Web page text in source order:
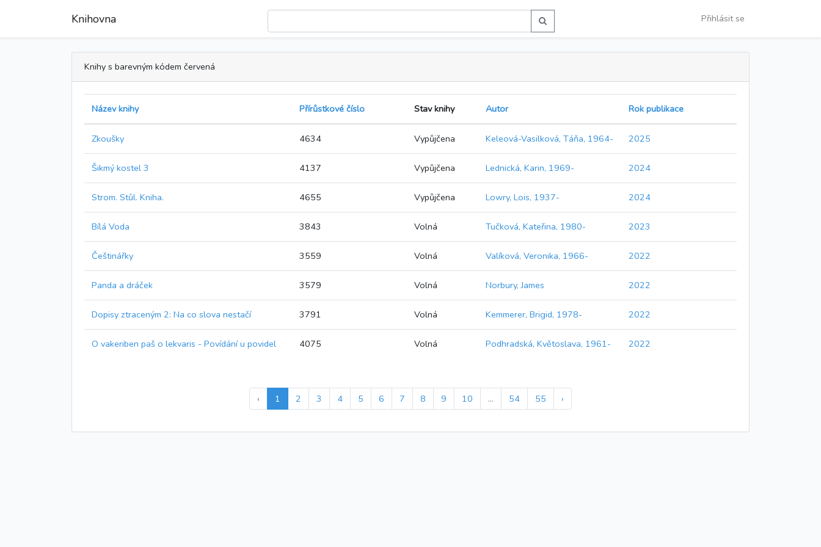
Knihovna Přihlásit se
Knihy s barevným kódem červená
Název knihy Přírůstkové číslo Stav knihy Autor Rok publikace
Zkoušky 4634 Vypůjčena Keleová-Vasilková, Táňa, 1964- 2025
Šikmý kostel 3 4137 Vypůjčena Lednická, Karin, 1969- 2024
Strom. Stůl. Kniha. 4655 Vypůjčena Lowry, Lois, 1937- 2024
Bílá Voda 3843 Volná Tučková, Kateřina, 1980- 2023
Češtinářky 3559 Volná Valíková, Veronika, 1966- 2022
Panda a dráček 3579 Volná Norbury, James 2022
Dopisy ztraceným 2: Na co slova nestačí 3791 Volná Kemmerer, Brigid, 1978- 2022
O vakeriben paš o lekvaris - Povídání u povidel 4075 Volná Podhradská, Květoslava, 1961- 2022
‹ 1 2 3 4 5 6 7 8 9 10 ... 54 55 ›